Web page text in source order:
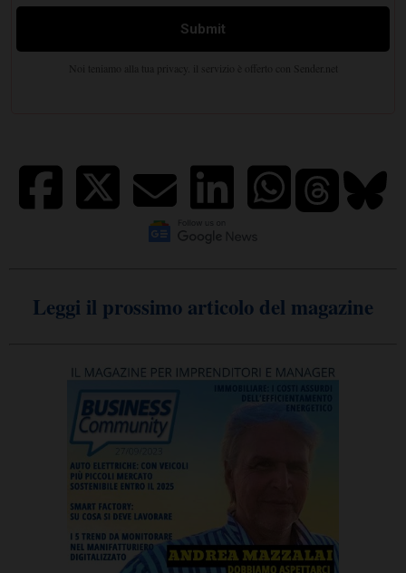
Leggi il prossimo articolo del magazine